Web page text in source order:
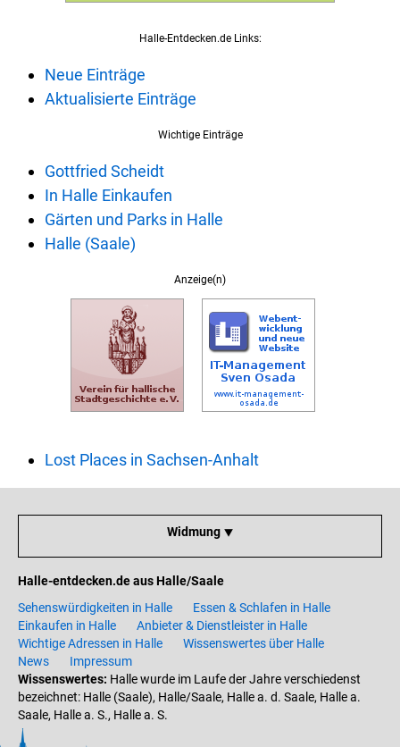
Halle-Entdecken.de Links:
Neue Einträge
Aktualisierte Einträge
Wichtige Einträge
Gottfried Scheidt
In Halle Einkaufen
Gärten und Parks in Halle
Halle (Saale)
Anzeige(n)
Lost Places in Sachsen-Anhalt
Widmung ⯆
Halle-entdecken.de aus Halle/Saale
Sehenswürdigkeiten in Halle
Essen & Schlafen in Halle
Einkaufen in Halle
Anbieter & Dienstleister in Halle
Wichtige Adressen in Halle
Wissenswertes über Halle
News
Impressum
Wissenswertes: Halle wurde im Laufe der Jahre verschiedenst
bezeichnet: Halle (Saale), Halle/Saale, Halle a. d. Saale, Halle a.
Saale, Halle a. S., Halle a. S.